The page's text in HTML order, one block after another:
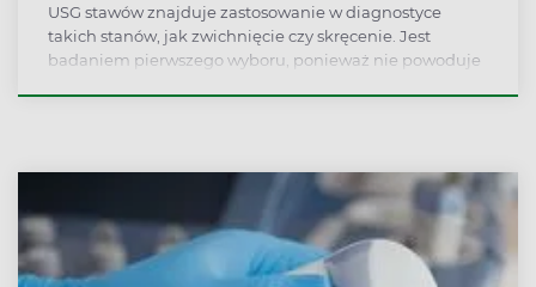
USG stawów znajduje zastosowanie w diagnostyce
takich stanów, jak zwichnięcie czy skręcenie. Jest
badaniem pierwszego wyboru, ponieważ nie powoduje